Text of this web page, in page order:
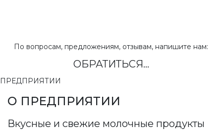
Приемная:(81755) 2-16-38
Отдел продаж:(81755) 2-18-62
(81755) 2-10-14
Контакты отделов
По вопросам, предложениям, отзывам, напишите нам:
ОБРАТИТЬСЯ...
ПРЕДПРИЯТИИ
О ПРЕДПРИЯТИИ
Вкусные и свежие молочные продукты